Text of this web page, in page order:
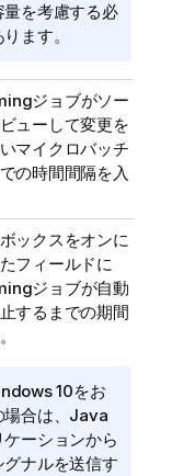
量を考慮する必
ます。
ジョブがソー
ューして変更を
マイクロバッチ
の時間間隔を入
ックスをオンに
フィールドに
ジョブが自動
するまでの期間
10をお
場合は、Java
ケーションから
グナルを送信す